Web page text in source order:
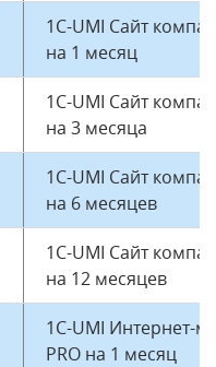
1C-UMI Сайт
на 1 месяц
1C-UMI Сайт
на 3 месяца
1C-UMI Сайт
на 6 месяцев
1C-UMI Сайт
на 12 месяцев
1C-UMI Интернет-
PRO на 1 месяц